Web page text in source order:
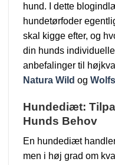
hund. I dette
hundetørfoder
skal kigge efter, og
din hunds
anbefalinger til
Natura Wild og
Hundediæt:
Hunds Behov
En hundediæt
men i høj grad om